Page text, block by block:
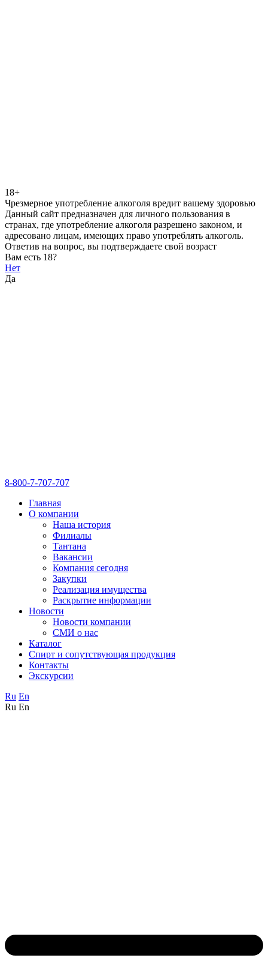
18+
Чрезмерное употребление алкоголя вредит вашему здоровью
Данный сайт предназначен для личного пользования в
странах, где употребление алкоголя разрешено законом, и
адресовано лицам, имеющих право употреблять алкоголь.
Ответив на вопрос, вы подтверждаете свой возраст
Вам есть 18?
Нет
Да
8-800-7-707-707
Главная
О компании
Наша история
Филиалы
Тантана
Вакансии
Компания сегодня
Закупки
Реализация имущества
Раскрытие информации
Новости
Новости компании
СМИ о нас
Каталог
Спирт и сопутствующая продукция
Контакты
Экскурсии
Ru En
Ru En